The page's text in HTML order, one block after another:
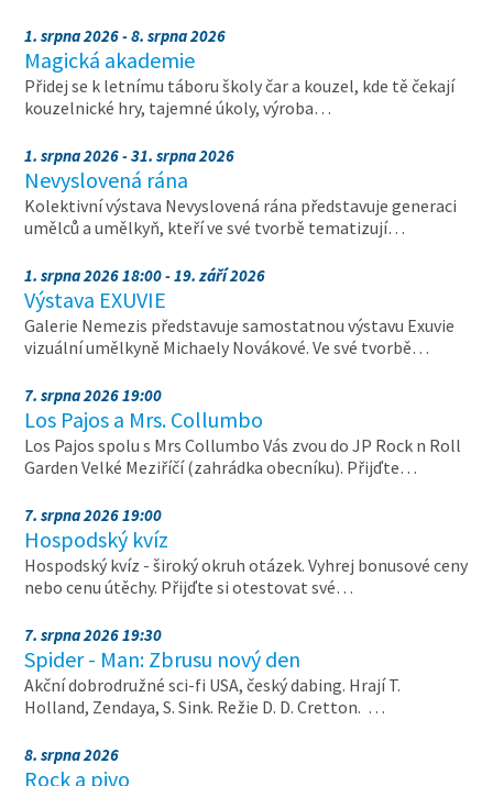
1. srpna 2026 - 8. srpna 2026
Magická akademie
Přidej se k letnímu táboru školy čar a kouzel, kde tě čekají
kouzelnické hry, tajemné úkoly, výroba…
1. srpna 2026 - 31. srpna 2026
Nevyslovená rána
Kolektivní výstava Nevyslovená rána představuje generaci
umělců a umělkyň, kteří ve své tvorbě tematizují…
1. srpna 2026 18:00 - 19. září 2026
Výstava EXUVIE
Galerie Nemezis představuje samostatnou výstavu Exuvie
vizuální umělkyně Michaely Novákové. Ve své tvorbě…
7. srpna 2026 19:00
Los Pajos a Mrs. Collumbo
Los Pajos spolu s Mrs Collumbo Vás zvou do JP Rock n Roll
Garden Velké Meziříčí (zahrádka obecníku). Přijďte…
7. srpna 2026 19:00
Hospodský kvíz
Hospodský kvíz - široký okruh otázek. Vyhrej bonusové ceny
nebo cenu útěchy. Přijďte si otestovat své…
7. srpna 2026 19:30
Spider - Man: Zbrusu nový den
Akční dobrodružné sci-fi USA, český dabing. Hrají T.
Holland, Zendaya, S. Sink. Režie D. D. Cretton. …
8. srpna 2026
Rock a pivo